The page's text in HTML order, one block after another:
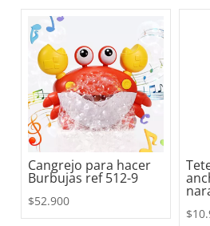
Cangrejo para hacer
Burbujas ref 512-9
$52.900
$